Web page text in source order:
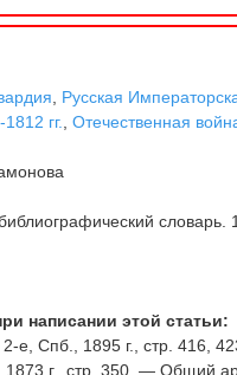
Русская
гг.
,Отечественная
словарь.
написании этой статьи:
2-е, Спб., 1895 г., стр. 416,
1873 г., стр. 350. — Общий